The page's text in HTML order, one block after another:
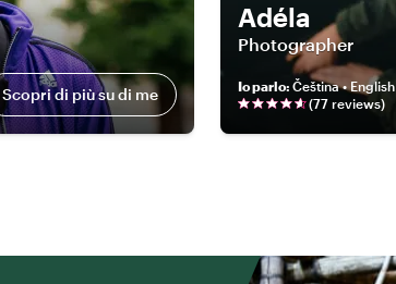
Scopri di più su di me
Adéla
Photographer
Io parlo: Čeština • English
(77 reviews)